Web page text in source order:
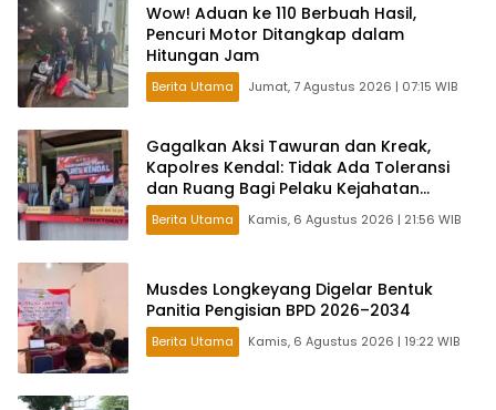
Wow! Aduan ke 110 Berbuah Hasil,
Pencuri Motor Ditangkap dalam
Hitungan Jam
Berita Utama Jumat, 7 Agustus 2026 | 07:15 WIB
Gagalkan Aksi Tawuran dan Kreak,
Kapolres Kendal: Tidak Ada Toleransi
dan Ruang Bagi Pelaku Kejahatan
Jalanan
Berita Utama Kamis, 6 Agustus 2026 | 21:56 WIB
Musdes Longkeyang Digelar Bentuk
Panitia Pengisian BPD 2026–2034
Berita Utama Kamis, 6 Agustus 2026 | 19:22 WIB